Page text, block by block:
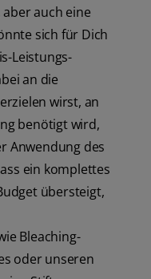
auch eine
sich für Dich
Leistungs-
an die
wirst, an
benötigt wird,
Anwendung des
ein komplettes
übersteigt,
Bleaching-
oder unseren